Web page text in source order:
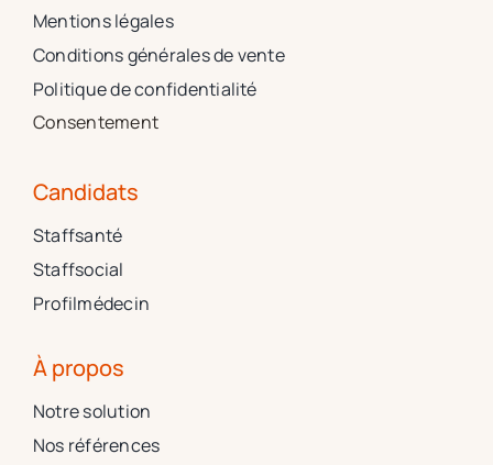
Mentions légales
Conditions générales de vente
Politique de confidentialité
Consentement
Candidats
Staffsanté
Staffsocial
Profilmédecin
À propos
Notre solution
Nos références